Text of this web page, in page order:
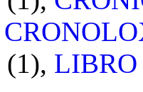
(1), LIBRO